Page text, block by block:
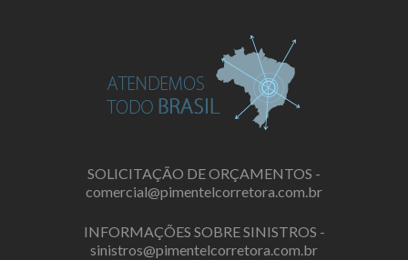
SOLICITAÇÃO DE ORÇAMENTOS -
comercial@pimentelcorretora.com.br
INFORMAÇÕES SOBRE SINISTROS -
sinistros@pimentelcorretora.com.br